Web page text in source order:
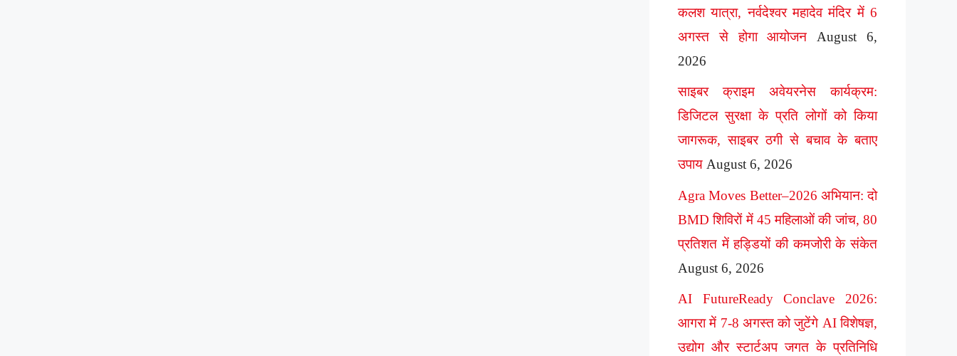
कलश यात्रा, नर्वदेश्वर महादेव मंदिर में 6
अगस्त से होगा आयोजन
August 6,
2026
साइबर क्राइम अवेयरनेस कार्यक्रम:
डिजिटल सुरक्षा के प्रति लोगों को किया
जागरूक, साइबर ठगी से बचाव के बताए
उपाय August 6, 2026
Agra Moves Better–2026 अभियान: दो
BMD शिविरों में 45 महिलाओं की जांच, 80
प्रतिशत में हड्डियों की कमजोरी के संकेत
August 6, 2026
AI FutureReady Conclave 2026:
आगरा में 7-8 अगस्त को जुटेंगे AI विशेषज्ञ,
उद्योग और स्टार्टअप जगत के प्रतिनिधि